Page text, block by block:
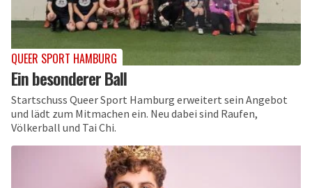
QUEER SPORT HAMBURG
Ein besonderer Ball
Startschuss Queer Sport Hamburg erweitert sein Angebot
und lädt zum Mitmachen ein. Neu dabei sind Raufen,
Völkerball und Tai Chi.